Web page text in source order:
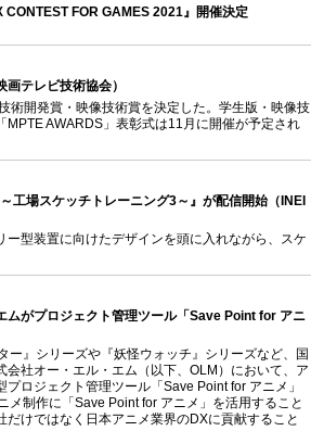
FOR GAMES 2021』開催決定
テレビ技術協会）
術開発賞・映像技術賞を決定した。学生版・映像技
AWARDS」表彰式は11月に開催が予定され
工場スケッチトレーニング3～』が配信開始（INEI
型装置に向けたデザインを頭に入れながら、スケ
ムがプロジェクト管理ツール「Save Point for アニ
』シリーズや『妖怪ウォッチ』シリーズなど、国
社オー・エル・エム（以下、OLM）において、ア
ロジェクト管理ツール「Save Point for アニメ」
メ制作に「Save Point for アニメ」を活用すること
けではなく日本アニメ業界のDXに貢献すること